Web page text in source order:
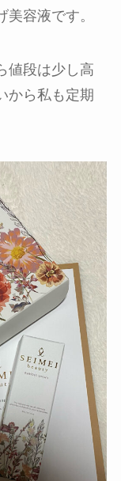
容液です。
値段は少し高
から私も定期